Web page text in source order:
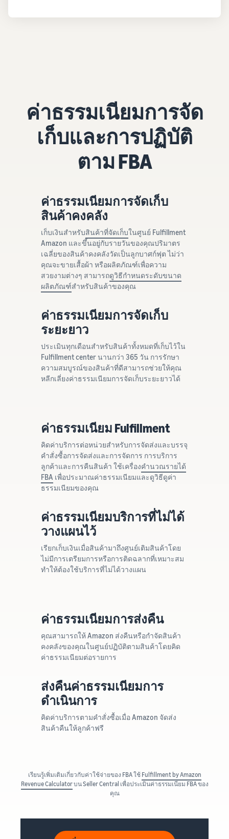
ค่าธรรมเนียมการจัด
เก็บและการปฏิบัติ
ตาม FBA
ค่าธรรมเนียมการจัดเก็บ
สินค้าคงคลัง
เก็บเงินสำหรับสินค้าที่จัดเก็บในศูนย์ Fulfillment
Amazon และขึ้นอยู่กับรายวันของคุณปริมาตร
เฉลี่ยของสินค้าคงคลังวัดเป็นลูกบาศก์ฟุต ไม่ว่า
คุณจะขายเสื้อผ้า หรือผลิตภัณฑ์เพื่อความ
สวยงามต่างๆ สามารถดูวิธีกำหนดระดับขนาด
ผลิตภัณฑ์สำหรับสินค้าของคุณ
ค่าธรรมเนียมการจัดเก็บ
ระยะยาว
ประเมินทุกเดือนสำหรับสินค้าทั้งหมดที่เก็บไว้ใน
Fulfillment center นานกว่า 365 วัน การรักษา
ความสมบูรณ์ของสินค้าที่ดีสามารถช่วยให้คุณ
หลีกเลี่ยงค่าธรรมเนียมการจัดเก็บระยะยาวได้
ค่าธรรมเนียม Fulfillment
คิดค่าบริการต่อหน่วยสำหรับการจัดส่งและบรรจุ
คำสั่งซื้อการจัดส่งและการจัดการ การบริการ
ลูกค้าและการคืนสินค้า ใช้เครื่องคำนวณรายได้
FBA เพื่อประมาณค่าธรรมเนียมและดูวิธีดูค่า
ธรรมเนียมของคุณ
ค่าธรรมเนียมบริการที่ไม่ได้
วางแผนไว้
เรียกเก็บเงินเมื่อสินค้ามาถึงศูนย์เติมสินค้าโดย
ไม่มีการเตรียมการหรือการติดฉลากที่เหมาะสม
ทำให้ต้องใช้บริการที่ไม่ได้วางแผน
ค่าธรรมเนียมการส่งคืน
คุณสามารถให้ Amazon ส่งคืนหรือกำจัดสินค้า
คงคลังของคุณในศูนย์ปฏิบัติตามสินค้าโดยคิด
ค่าธรรมเนียมต่อรายการ
ส่งคืนค่าธรรมเนียมการ
ดำเนินการ
คิดค่าบริการตามคำสั่งซื้อเมื่อ Amazon จัดส่ง
สินค้าคืนให้ลูกค้าฟรี
เรียนรู้เพิ่มเติมเกี่ยวกับค่าใช้จ่ายของ FBA ใช้ Fulfillment by Amazon
Revenue Calculatorบน Seller Central เพื่อประเมินค่าธรรมเนียม FBA ของ
คุณ